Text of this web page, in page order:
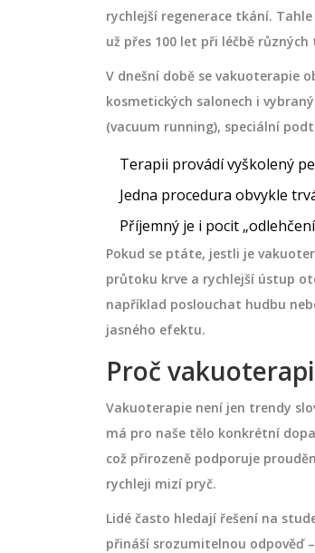
rychlejší regenerace tkání.
už přes 100 let při léčbě
V dnešní době se vakuoterapie
kosmetických salonech i
(vacuum running), speciální
Terapii provádí vyškolený
Jedna procedura obvykle
Příjemný je i pocit
Pokud se ptáte, jestli je
průtoku krve a rychlejší ústup
například poslouchat hudbu
jasného efektu.
Proč
Vakuoterapie není jen trendy
má pro naše tělo konkrétní
což přirozeně podporuje
rychleji mizí pryč.
Lidé často hledají řešení na
přináší srozumitelnou odpověď
účinně tlumí bolesti
Dozvíte se,
komu se
jak pomáhá a
Podrobný
Zjistěte, jak
otoky, kdy je
pozor z hlediska
dubna 12 2026